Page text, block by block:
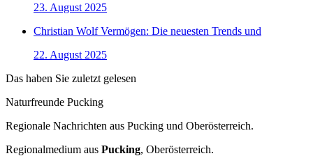
23. August 2025
Christian Wolf Vermögen: Die neuesten Trends und
22. August 2025
Das haben Sie zuletzt gelesen
Naturfreunde Pucking
Regionale Nachrichten aus Pucking und Oberösterreich.
Regionalmedium aus Pucking, Oberösterreich.